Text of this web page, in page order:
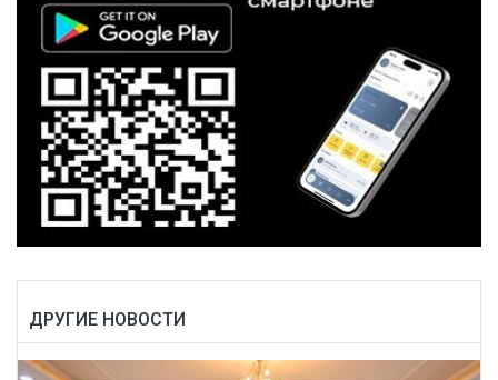
ДРУГИЕ НОВОСТИ